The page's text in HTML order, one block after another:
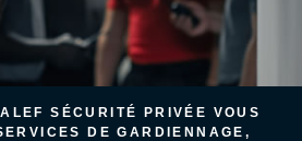
SÉCURITÉ PRIVÉE VOUS
DE GARDIENNAGE,